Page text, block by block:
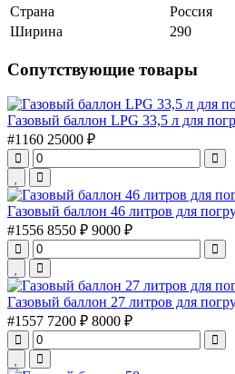
Страна
Россия
Ширина
290
Сопутствующие товары
Газовый баллон LPG 33,5 л для
#1160 25000 ₽
Газовый баллон 46 литров для
#1556 8550 ₽ 9000 ₽
Газовый баллон 27 литров для
#1557 7200 ₽ 8000 ₽